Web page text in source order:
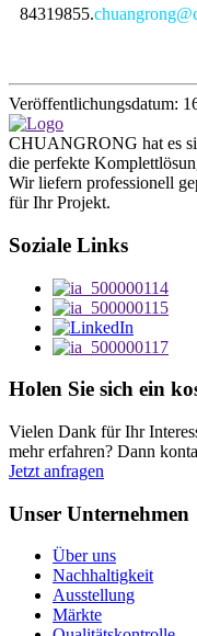
84319855.
Veröffentlichungsdatum:
CHUANGRONG hat es
die perfekte
Wir liefern professionell
für Ihr Projekt.
Soziale Links
Holen Sie sich ein
Vielen Dank für Ihr
mehr erfahren? Dann
Jetzt anfragen
Unser Unternehmen
Über uns
Nachhaltigkeit
Ausstellung
Märkte